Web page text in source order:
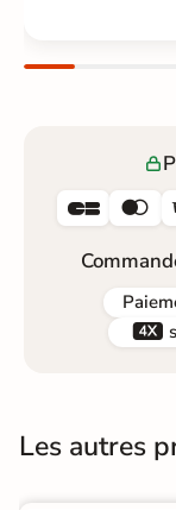
 

Les autres